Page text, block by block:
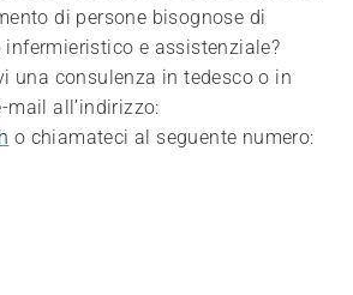
di persone bisognose di
e assistenziale?
una consulenza in tedesco o in
mail all’indirizzo:
o chiamateci al seguente numero: